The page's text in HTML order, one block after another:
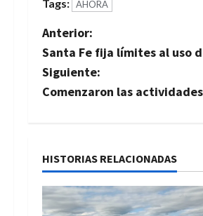
Tags: AHORA
N
a
v
g
a
Anterior:
Santa Fe fija límites al uso
Siguiente:
Comenzaron las
HISTORIAS RELACIONADAS